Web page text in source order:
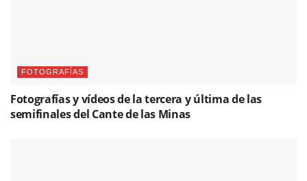
FOTOGRAFÍAS
Fotografías y vídeos de la tercera y última de las
semifinales del Cante de las Minas